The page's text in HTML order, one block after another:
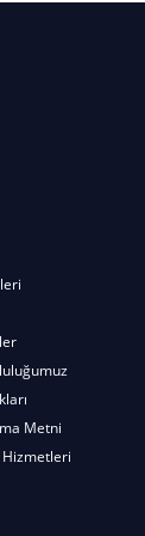
Metni